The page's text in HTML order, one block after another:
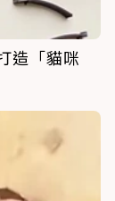
造「貓咪